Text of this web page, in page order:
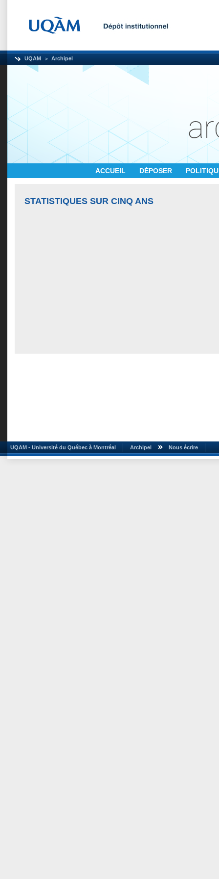
UQAM Archipel
ACCUEIL DÉPOSER
STATISTIQUES SUR CINQ ANS
UQAM - Université du Québec à Montréal Archipel Nous écrire